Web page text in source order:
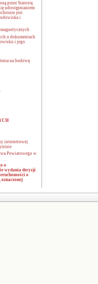
przez Starostę
udostępnianiem
jest
i
o dokumentach
i jego
na budowę
internetowej
Powiatowego w
o
wydania decyzji
o